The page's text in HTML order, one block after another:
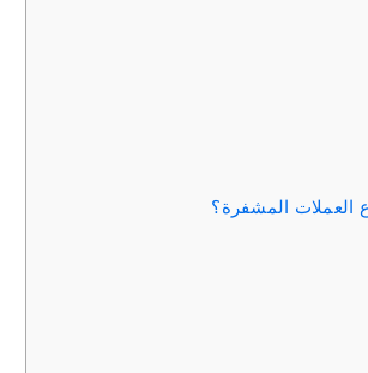
العملات المشفرة؟